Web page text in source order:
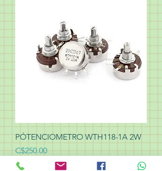
PÓTENCIOMETRO WTH118-1A 2W
Precio
C$250.00